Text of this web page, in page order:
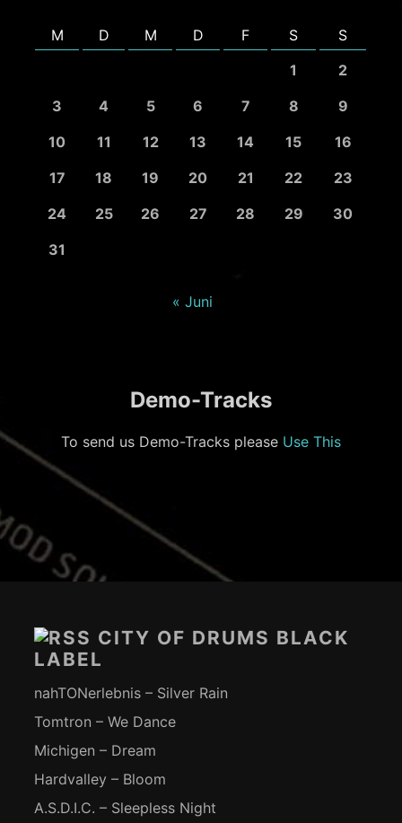
M D M D F S
S
1
2
3
4 5 6 7 8
9
10
11 12 13 14 15
16
17
18 19 20 21 22
23
24
25 26 27 28 29
30
31
« Juni
Demo-Tracks
To send us Demo-Tracks please Use This
CITY OF DRUMS BLACK
LABEL
nahTONerlebnis – Silver Rain
Tomtron – We Dance
Michigen – Dream
Hardvalley – Bloom
A.S.D.I.C. – Sleepless Night